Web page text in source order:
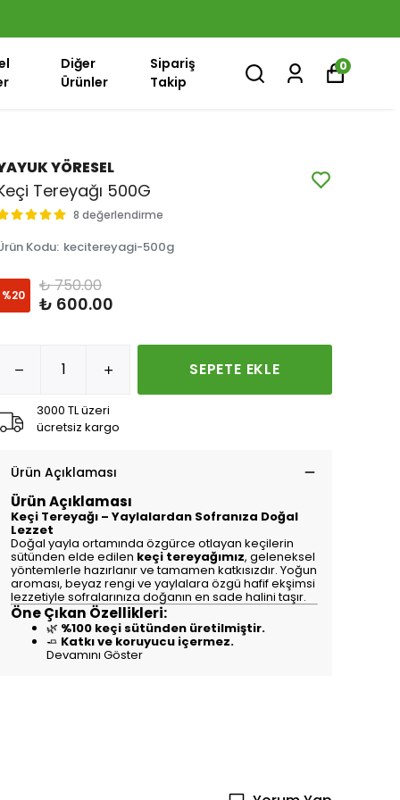
Diğer
Ürünler
Sipariş
Takip
0
YÖRESEL
Tereyağı 500G
8 değerlendirme
Kodu: kecitereyagi-500g
%20 ₺ 750.00
₺ 600.00
SEPETE EKLE
3000 TL üzeri
ücretsiz kargo
Ürün Açıklaması
Ürün Açıklaması
Keçi Tereyağı – Yaylalardan Sofranıza Doğal
Lezzet
Doğal yayla ortamında özgürce otlayan keçilerin
sütünden elde edilen keçi tereyağımız, geleneksel
yöntemlerle hazırlanır ve tamamen katkısızdır. Yoğun
aroması, beyaz rengi ve yaylalara özgü hafif ekşimsi
lezzetiyle sofralarınıza doğanın en sade halini taşır.
Öne Çıkan Özellikleri:
🌿 %100 keçi sütünden üretilmiştir.
🧈 Katkı ve koruyucu içermez.
Devamını Göster